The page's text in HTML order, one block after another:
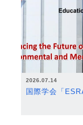
2026.07.14
国際学会「